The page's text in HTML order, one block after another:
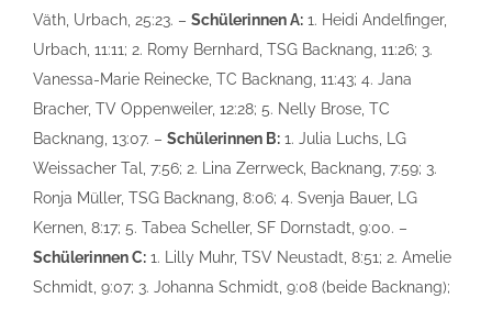
Väth, Urbach, 25:23. – Schülerinnen A: 1. Heidi Andelfinger,
Urbach, 11:11; 2. Romy Bernhard, TSG Backnang, 11:26; 3.
Vanessa-Marie Reinecke, TC Backnang, 11:43; 4. Jana
Bracher, TV Oppenweiler, 12:28; 5. Nelly Brose, TC
Backnang, 13:07. – Schülerinnen B: 1. Julia Luchs, LG
Weissacher Tal, 7:56; 2. Lina Zerrweck, Backnang, 7:59; 3.
Ronja Müller, TSG Backnang, 8:06; 4. Svenja Bauer, LG
Kernen, 8:17; 5. Tabea Scheller, SF Dornstadt, 9:00. –
Schülerinnen C: 1. Lilly Muhr, TSV Neustadt, 8:51; 2. Amelie
Schmidt, 9:07; 3. Johanna Schmidt, 9:08 (beide Backnang);